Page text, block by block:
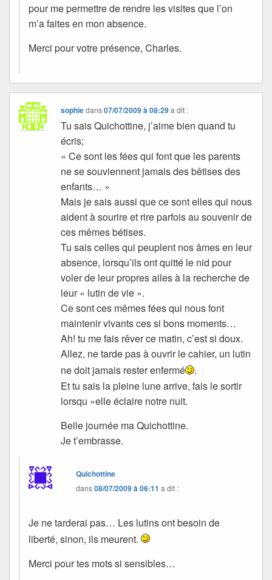
pour me permettre de rendre les visites que l’on
m’a faites en mon absence.
Merci pour votre présence, Charles.
sophiedans07/07/2009 à 08:29 a dit :
Tu sais Quichottine, j’aime bien quand tu
écris;
« Ce sont les fées qui font que les parents
ne se souviennent jamais des bêtises des
enfants… »
Mais je sais aussi que ce sont elles qui nous
aident à sourire et rire parfois au souvenir de
ces mêmes bétises.
Tu sais celles qui peuplent nos âmes en leur
absence, lorsqu’ils ont quitté le nid pour
voler de leur propres ailes à la recherche de
leur « lutin de vie ».
Ce sont ces mêmes fées qui nous font
maintenir vivants ces si bons moments…
Ah! tu me fais rêver ce matin, c’est si doux.
Allez, ne tarde pas à ouvrir le cahier, un lutin
ne doit jamais rester enfermé
.
Et tu sais la pleine lune arrive, fais le sortir
lorsqu »elle éclaire notre nuit.
Belle journée ma Quichottine.
Je t’embrasse.
Quichottine
dans08/07/2009 à 06:11 a dit :
Je ne tarderai pas… Les lutins ont besoin de
liberté, sinon, ils meurent.
Merci pour tes mots si sensibles…